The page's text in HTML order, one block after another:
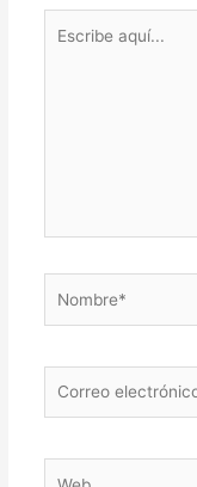
aquí...
electrónico*